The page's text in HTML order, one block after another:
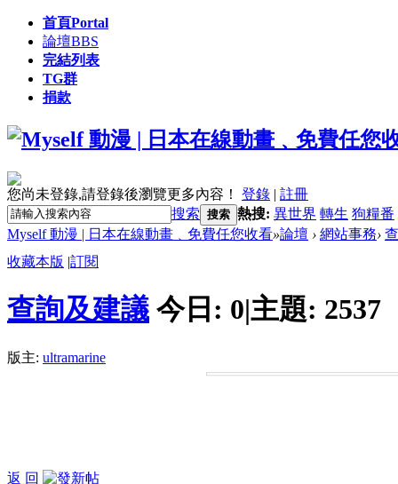
首頁Portal
論壇BBS
完結列表
TG群
捐款
您尚未登錄,請登錄後瀏覽更多內容！ 登錄 | 註冊
搜索 搜索 熱搜: 異世界 轉生 狗糧番
Myself 動漫 | 日本在線動畫﹑免費任您收看»論壇 › 網站事務›
收藏本版 |訂閱
查詢及建議 今日: 0|主題: 2537
版主: ultramarine
返 回